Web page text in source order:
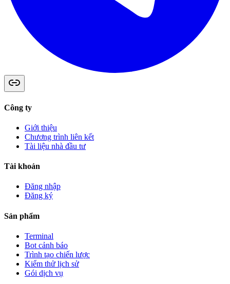
Công ty
Giới thiệu
Chương trình liên kết
Tài liệu nhà đầu tư
Tài khoản
Đăng nhập
Đăng ký
Sản phẩm
Terminal
Bot cảnh báo
Trình tạo chiến lược
Kiểm thử lịch sử
Gói dịch vụ